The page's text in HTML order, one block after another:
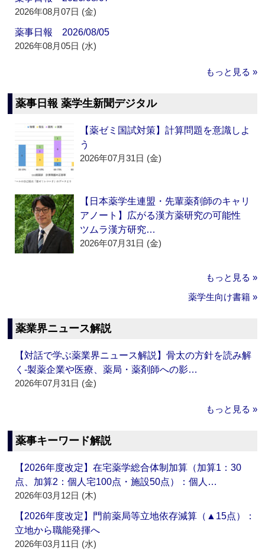
2026年08月07日 (金)
薬事日報 2026/08/05
2026年08月05日 (水)
もっと見る »
薬事日報 薬学生新聞デジタル
【薬ゼミ国試対策】計算問題を意識しよ
う
2026年07月31日 (金)
【日本薬学生連盟・先輩薬剤師のキャリ
アノート】広がる漢方薬研究の可能性
ツムラ漢方研究…
2026年07月31日 (金)
もっと見る »
薬学生向け書籍 »
薬業界ニュース解説
【対話で学ぶ薬業界ニュース解説】骨太の方針を読み解
く‐製薬企業や医療、薬局・薬剤師への影…
2026年07月31日 (金)
もっと見る »
薬事キーワード解説
【2026年度改定】在宅薬学総合体制加算（加算1：30
点、加算2：個人宅100点・施設50点）：個人…
2026年03月12日 (木)
【2026年度改定】門前薬局等立地依存減算（▲15点）：
立地から職能発揮へ
2026年03月11日 (水)